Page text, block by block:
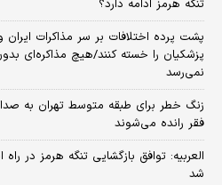
تنگه هرمز ادامه دارد؟
پشت پرده اختلافات بر سر مذاکرات
پزشکیان را خسته کنند/هیچ مذاکره‌ای
نمی‌رسد
زنگ خطر برای طبقه متوسط تهران به
فقر رانده می‌شوند
شد